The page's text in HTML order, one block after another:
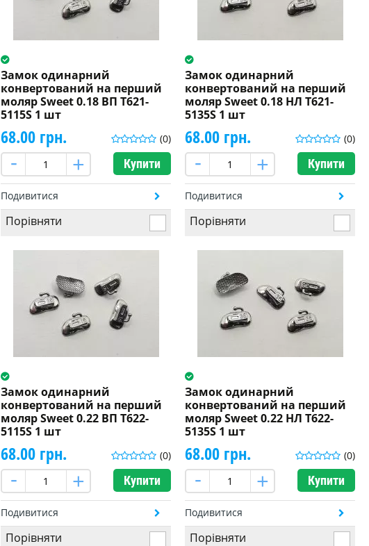
Замок одинарний
конвертований на перший
моляр Sweet 0.18 ВП T621-
5115S 1 шт
(0)
68.00 грн.
Купити
Подивитися
Порівняти
Замок одинарний
конвертований на перший
моляр Sweet 0.18 НЛ T621-
5135S 1 шт
(0)
68.00 грн.
Купити
Подивитися
Порівняти
Замок одинарний
конвертований на перший
моляр Sweet 0.22 ВП T622-
5115S 1 шт
(0)
68.00 грн.
Купити
Подивитися
Порівняти
Замок одинарний
конвертований на перший
моляр Sweet 0.22 НЛ T622-
5135S 1 шт
(0)
68.00 грн.
Купити
Подивитися
Порівняти